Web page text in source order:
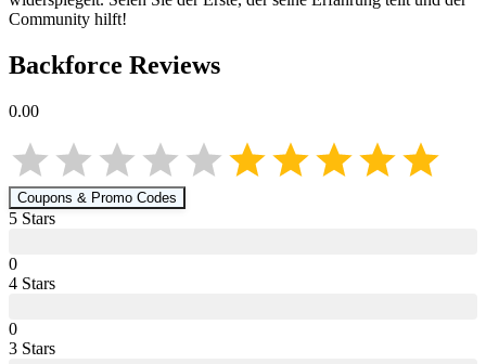
Community hilft!
Backforce Reviews
0.00
Coupons & Promo Codes
5 Stars
0
4 Stars
0
3 Stars